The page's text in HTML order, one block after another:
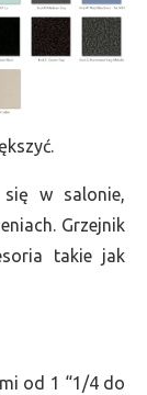
się w salonie,
Grzejnik
takie jak
od 1 “1/4 do